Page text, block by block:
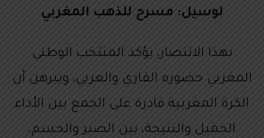
لوسيل: مسرح للذهب المغربي
بهذا الانتصار، يؤكد المنتخب الوطني
المغربي حضوره القاري والعربي، ويبرهن أن
الكرة المغربية قادرة على الجمع بين الأداء
الجميل والنتيجة، بين الصبر والحسم،